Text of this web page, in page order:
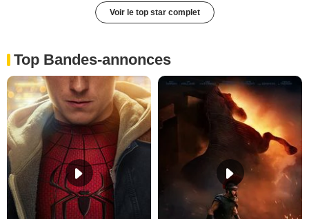
Voir le top star complet
Top Bandes-annonces